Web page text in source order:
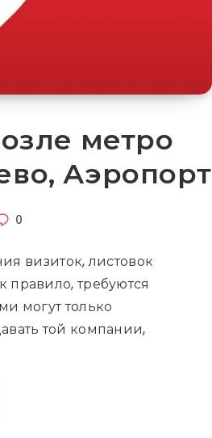
метро
Аэропорт
0
визиток, листовок
требуются
могут только
той компании,